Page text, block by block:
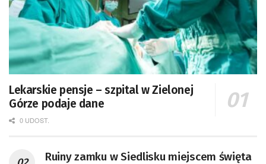
Lekarskie pensje – szpital w Zielonej
Górze podaje dane
0 UDOST.
Ruiny zamku w Siedlisku miejscem święta